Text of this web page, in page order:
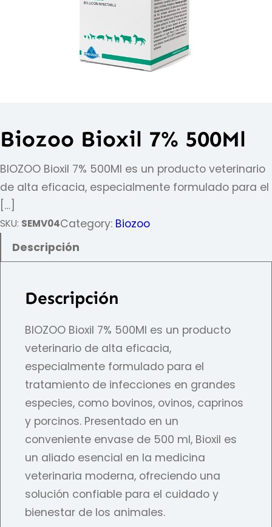
Biozoo Bioxil 7% 500Ml
BIOZOO Bioxil 7% 500Ml es un producto veterinario
de alta eficacia, especialmente formulado para el
[…]
SKU: SEMV04Category: Biozoo
Descripción
Descripción
BIOZOO Bioxil 7% 500Ml es un producto
veterinario de alta eficacia,
especialmente formulado para el
tratamiento de infecciones en grandes
especies, como bovinos, ovinos, caprinos
y porcinos. Presentado en un
conveniente envase de 500 ml, Bioxil es
un aliado esencial en la medicina
veterinaria moderna, ofreciendo una
solución confiable para el cuidado y
bienestar de los animales.